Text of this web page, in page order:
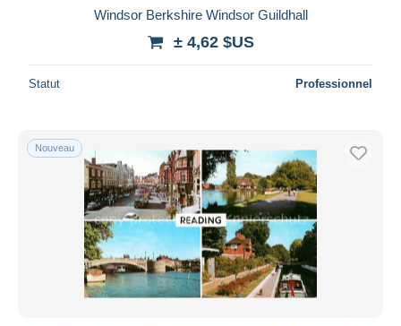
Windsor Berkshire Windsor Guildhall
± 4,62 $US
Statut Professionnel
Nouveau